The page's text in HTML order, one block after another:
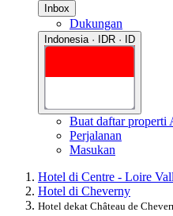
Inbox
Dukungan
Indonesia · IDR · ID
Buat daftar properti
Perjalanan
Masukan
Hotel di Centre - Loire
Hotel di Cheverny
Hotel dekat Château de